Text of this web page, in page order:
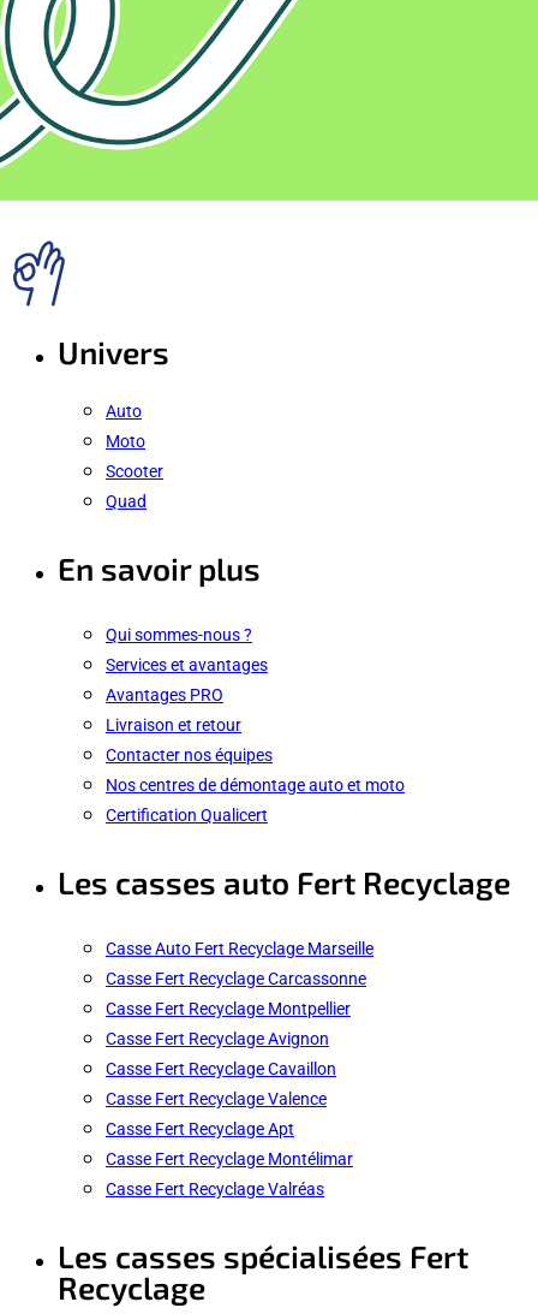
Univers
Auto
Moto
Scooter
Quad
En savoir plus
Qui sommes-nous ?
Services et avantages
Avantages PRO
Livraison et retour
Contacter nos équipes
Nos centres de démontage auto et moto
Certification Qualicert
Les casses auto Fert Recyclage
Casse Auto Fert Recyclage Marseille
Casse Fert Recyclage Carcassonne
Casse Fert Recyclage Montpellier
Casse Fert Recyclage Avignon
Casse Fert Recyclage Cavaillon
Casse Fert Recyclage Valence
Casse Fert Recyclage Apt
Casse Fert Recyclage Montélimar
Casse Fert Recyclage Valréas
Les casses spécialisées Fert
Recyclage